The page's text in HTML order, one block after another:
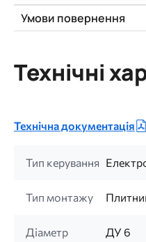
Умови повернення
Технічні
Технічна документація
Тип керування
Тип монтажу
Діаметр
ДУ 6